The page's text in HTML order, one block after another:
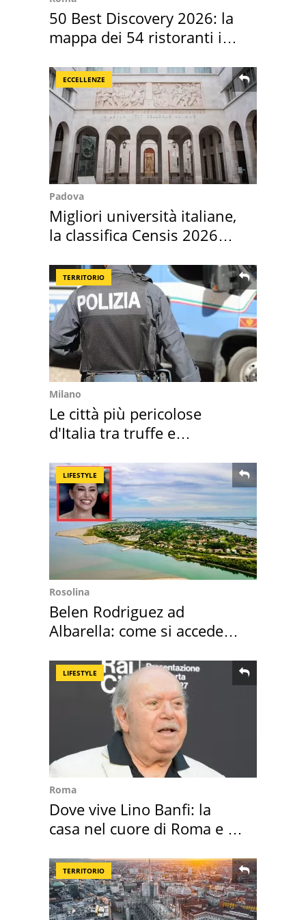
50 Best Discovery 2026: la
mappa dei 54 ristoranti in
ECCELLENZE
Padova
Migliori università italiane,
la classifica Censis 2026
TERRITORIO
Milano
Le città più pericolose
d'Italia tra truffe e
LIFESTYLE
Rosolina
Belen Rodriguez ad
Albarella: come si accede
LIFESTYLE
Roma
Dove vive Lino Banfi: la
casa nel cuore di Roma e i
TERRITORIO